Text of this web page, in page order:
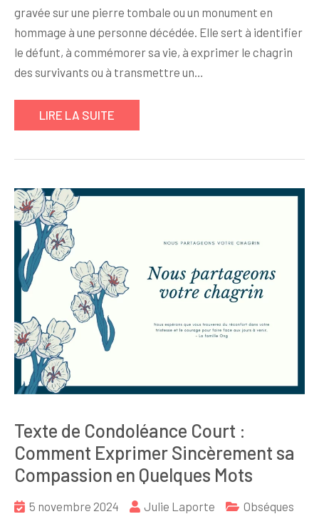
gravée sur une pierre tombale ou un monument en
hommage à une personne décédée. Elle sert à identifier
le défunt, à commémorer sa vie, à exprimer le chagrin
des survivants ou à transmettre un…
LIRE LA SUITE
Texte de Condoléance Court :
Comment Exprimer Sincèrement sa
Compassion en Quelques Mots
5 novembre 2024 Julie Laporte Obséques